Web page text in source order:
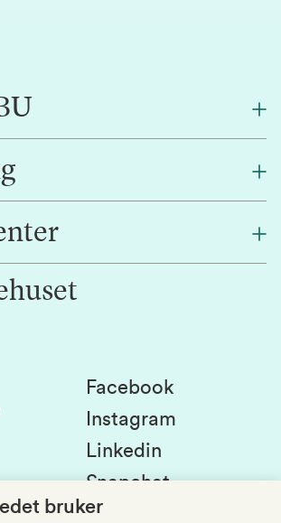
Facebook
Instagram
Linkedin
Snapchat
bruker